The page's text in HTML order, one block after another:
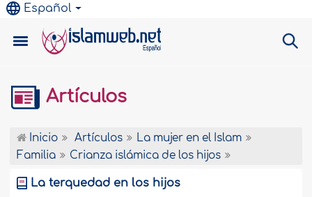
Español
Artículos
Inicio Artículos
La mujer en el Islam
Familia
Crianza islámica de los hijos
La terquedad en los hijos